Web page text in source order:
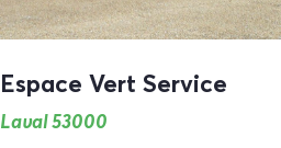
Espace Vert Service
Laval 53000